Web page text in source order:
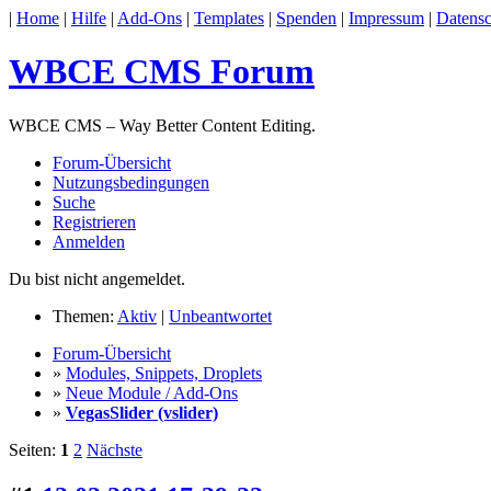
| Home | Hilfe | Add-Ons | Templates | Spenden | Impressum |
WBCE CMS Forum
WBCE CMS – Way Better Content Editing.
Forum-Übersicht
Nutzungsbedingungen
Suche
Registrieren
Anmelden
Du bist nicht angemeldet.
Themen: Aktiv | Unbeantwortet
Forum-Übersicht
» Modules, Snippets, Droplets
» Neue Module / Add-Ons
» VegasSlider (vslider)
Seiten: 1 2 Nächste